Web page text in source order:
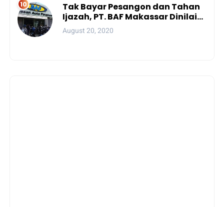
Tak Bayar Pesangon dan Tahan
Ijazah, PT. BAF Makassar Dinilai
Wajib Dibekukan
August 20, 2020